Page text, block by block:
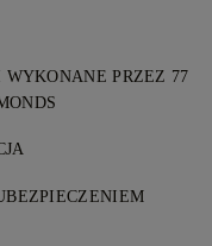
WYKONANE PRZEZ 77
do perfekcji przez
objęty jest dożywotnią
bezpłatne, bez względu